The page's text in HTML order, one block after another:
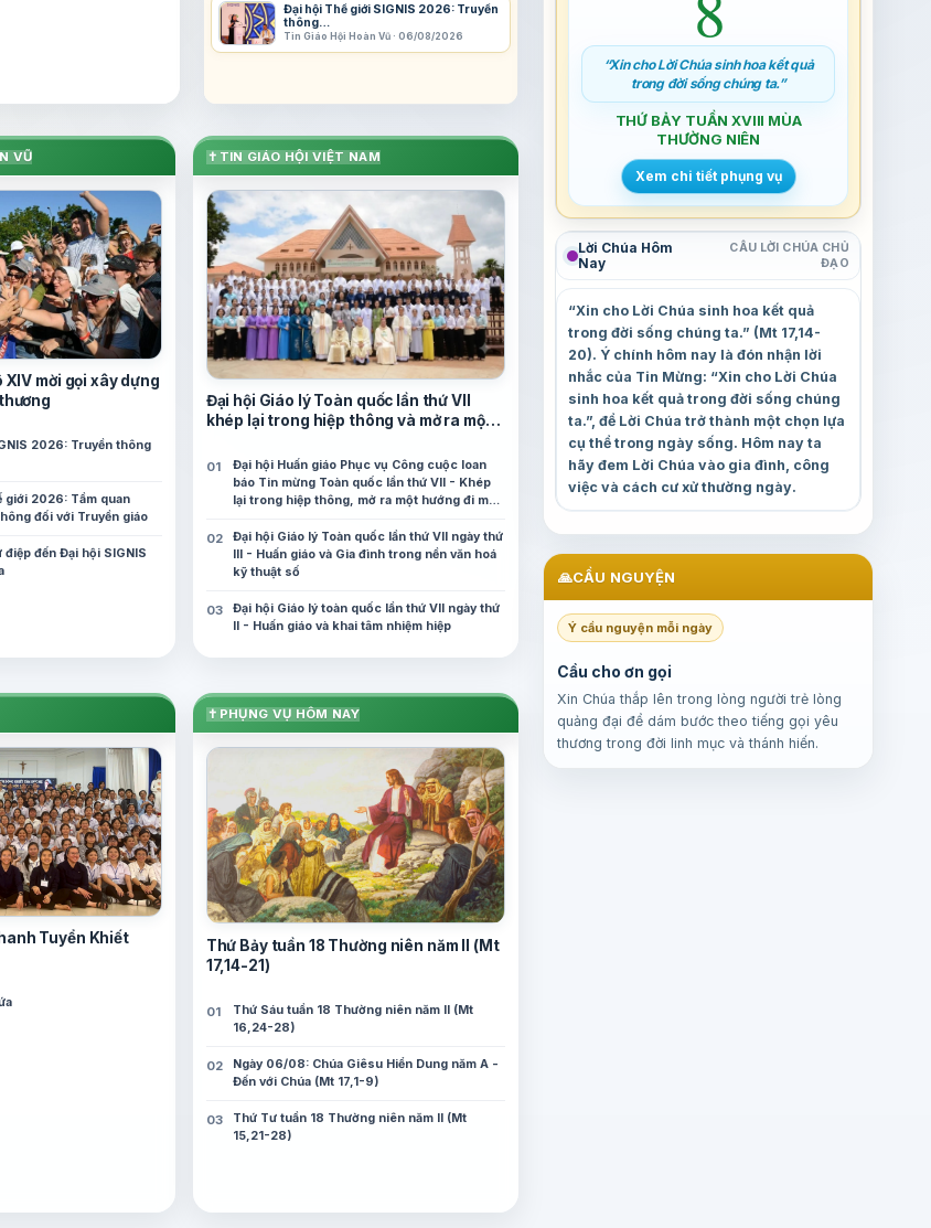
Đại hội Thế giới SIGNIS 2026: Truyền
thông…
Tin Giáo Hội Hoàn Vũ · 06/08/2026
VŨ
mời gọi xây dựng
2026: Truyền thông
giới 2026: Tầm quan
đối với Truyền giáo
đến Đại hội SIGNIS
✝ TIN GIÁO HỘI VIỆT NAM
Đại hội Giáo lý Toàn quốc lần thứ VII
khép lại trong hiệp thông và mở ra một
Đại hội Huấn giáo Phục vụ Công cuộc loan
báo Tin mừng Toàn quốc lần thứ VII - Khép
lại trong hiệp thông, mở ra một hướng đi mới
Đại hội Giáo lý Toàn quốc lần thứ VII ngày thứ
III - Huấn giáo và Gia đình trong nền văn hoá
kỹ thuật số
Đại hội Giáo lý toàn quốc lần thứ VII ngày thứ
II - Huấn giáo và khai tâm nhiệm hiệp
Tuyển Khiết
✝ PHỤNG VỤ HÔM NAY
Thứ Bảy tuần 18 Thường niên năm II (Mt
17,14-21)
Thứ Sáu tuần 18 Thường niên năm II (Mt
16,24-28)
Ngày 06/08: Chúa Giêsu Hiển Dung năm A -
Đến với Chúa (Mt 17,1-9)
Thứ Tư tuần 18 Thường niên năm II (Mt
15,21-28)
“Xin cho Lời Chúa sinh hoa kết quả
trong đời sống chúng ta.”
THỨ BẢY TUẦN XVIII MÙA
THƯỜNG NIÊN
Xem chi tiết phụng vụ
Lời Chúa Hôm
Nay
CÂU LỜI CHÚA CHỦ
ĐẠO
“Xin cho Lời Chúa sinh hoa kết quả
trong đời sống chúng ta.” (Mt 17,14-
20). Ý chính hôm nay là đón nhận lời
nhắc của Tin Mừng: “Xin cho Lời Chúa
sinh hoa kết quả trong đời sống chúng
ta.”, để Lời Chúa trở thành một chọn lựa
cụ thể trong ngày sống. Hôm nay ta
hãy đem Lời Chúa vào gia đình, công
việc và cách cư xử thường ngày.
🙏CẦU NGUYỆN
Ý cầu nguyện mỗi ngày
Cầu cho ơn gọi
Xin Chúa thắp lên trong lòng người trẻ lòng
quảng đại để dám bước theo tiếng gọi yêu
thương trong đời linh mục và thánh hiến.